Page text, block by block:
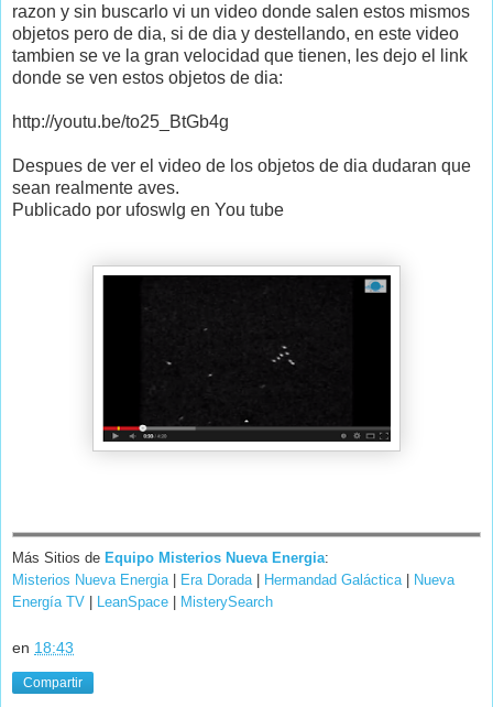
razon y sin buscarlo vi un video donde salen estos mismos
objetos pero de dia, si de dia y destellando, en este video
tambien se ve la gran velocidad que tienen, les dejo el link
donde se ven estos objetos de dia:
http://youtu.be/to25_BtGb4g
Despues de ver el video de los objetos de dia dudaran que
sean realmente aves.
Publicado por ufoswlg en You tube
Más Sitios de Equipo Misterios Nueva Energia:
Misterios Nueva Energia | Era Dorada | Hermandad Galáctica | Nueva
Energía TV | LeanSpace | MisterySearch
en 18:43
Compartir